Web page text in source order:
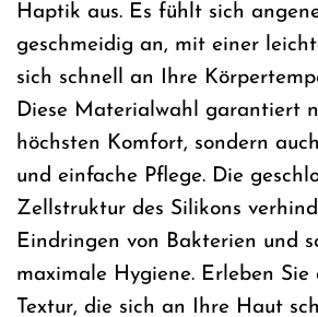
Haptik aus. Es fühlt sich
geschmeidig an, mit einer
sich schnell an Ihre
Diese Materialwahl garantiert
höchsten Komfort, sondern
und einfache Pflege. Die
Zellstruktur des Silikons
Eindringen von Bakterien und
maximale Hygiene. Erleben Sie
Textur, die sich an Ihre Haut